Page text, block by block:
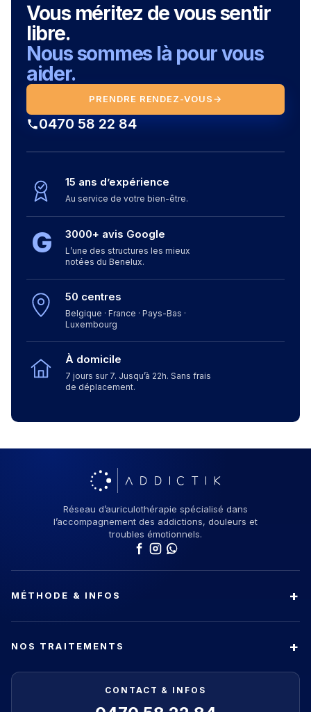
Vous méritez de vous sentir
libre.
Nous sommes là pour vous
aider.
PRENDRE RENDEZ-VOUS→
0470 58 22 84
15 ans d’expérience
Au service de votre bien-être.
G 3000+ avis Google
L’une des structures les mieux
notées du Benelux.
50 centres
Belgique · France · Pays-Bas ·
Luxembourg
À domicile
7 jours sur 7. Jusqu’à 22h. Sans frais
de déplacement.
Réseau d’auriculothérapie spécialisé dans
l’accompagnement des addictions, douleurs et
troubles émotionnels.
MÉTHODE & INFOS
NOS TRAITEMENTS
CONTACT & INFOS